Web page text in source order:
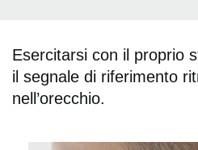
Esercitarsi con il proprio
il segnale di riferimento
nell’orecchio.